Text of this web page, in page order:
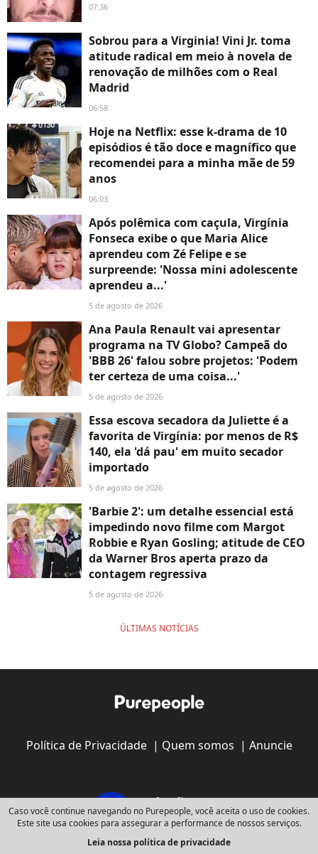
07:36
Sobrou para a Virginia! Vini Jr. toma
atitude radical em meio à novela de
renovação de milhões com o Real
Madrid
06:58
Hoje na Netflix: esse k-drama de 10
episódios é tão doce e magnífico que
recomendei para a minha mãe de 59
anos
06:03
Após polêmica com caçula, Virgínia
Fonseca exibe o que Maria Alice
aprendeu com Zé Felipe e se
surpreende: 'Nossa mini adolescente
aprendeu a...'
5 de agosto de 2026
Ana Paula Renault vai apresentar
programa na TV Globo? Campeã do
'BBB 26' falou sobre projetos: 'Podem
ter certeza de uma coisa...'
5 de agosto de 2026
Essa escova secadora da Juliette é a
favorita de Virgínia: por menos de R$
140, ela 'dá pau' em muito secador
importado
5 de agosto de 2026
'Barbie 2': um detalhe essencial está
impedindo novo filme com Margot
Robbie e Ryan Gosling; atitude de CEO
da Warner Bros aperta prazo da
contagem regressiva
5 de agosto de 2026
ÚLTIMAS NOTÍCIAS
Política de Privacidade| Quem somos | Anuncie
Copyright © 2008 - 2026
Caso você continue navegando no Purepeople, você aceita o uso de cookies.
Este site usa cookies para assegurar a performance de nossos serviços.
Leia nossa política de privacidade